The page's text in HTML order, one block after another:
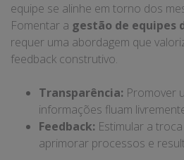
equipe se alinhe em torno dos
Fomentar a gestão de equipes
requer uma abordagem que
feedback construtivo.
Transparência: Promover
informações fluam
Feedback: Estimular a
aprimorar processos e